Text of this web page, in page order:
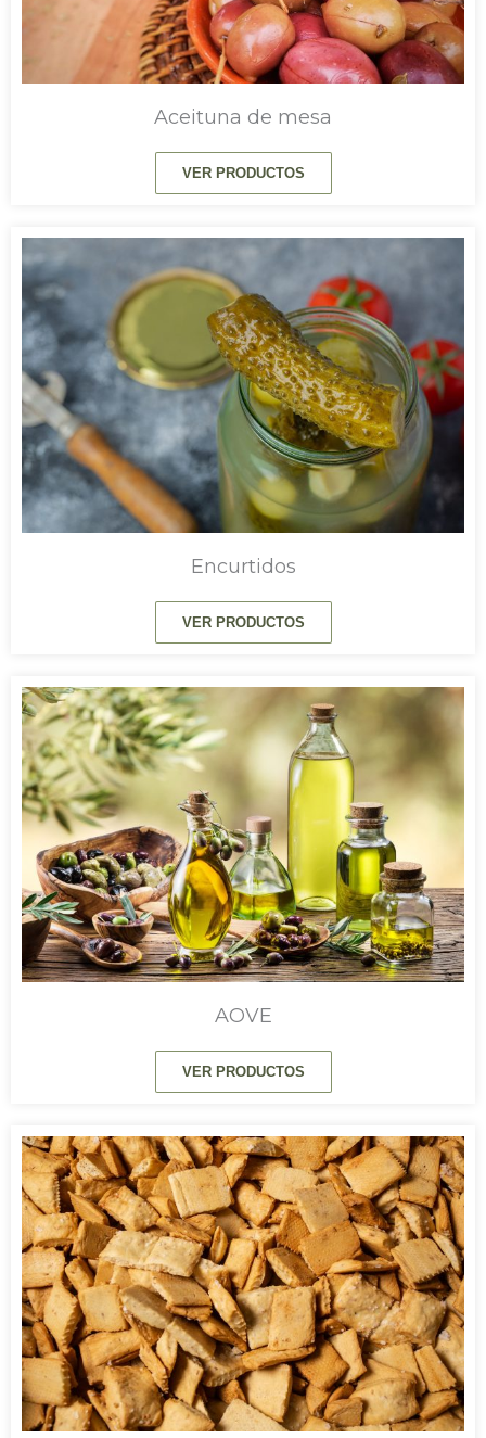
Aceituna de mesa
VER PRODUCTOS
Encurtidos
VER PRODUCTOS
AOVE
VER PRODUCTOS